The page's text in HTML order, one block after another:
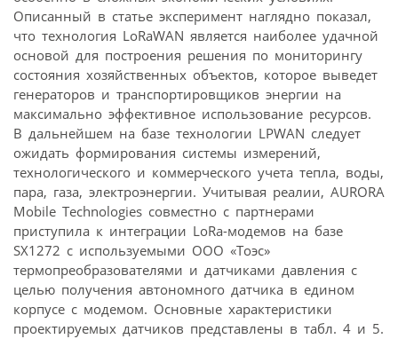
Описанный в статье эксперимент наглядно показал,
что технология LoRaWAN является наиболее удачной
основой для построения решения по мониторингу
состояния хозяйственных объектов, которое выведет
генераторов и транспортировщиков энергии на
максимально эффективное использование ресурсов.
В дальнейшем на базе технологии LPWAN следует
ожидать формирования системы измерений,
технологического и коммерческого учета тепла, воды,
пара, газа, электроэнергии. Учитывая реалии, AURORA
Mobile Technologies совместно с партнерами
приступила к интеграции LoRa-модемов на базе
SX1272 c используемыми ООО «Тоэс»
термопреобразователями и датчиками давления с
целью получения автономного датчика в едином
корпусе с модемом. Основные характеристики
проектируемых датчиков представлены в табл. 4 и 5.